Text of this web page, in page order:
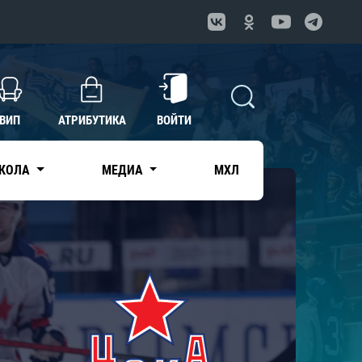
ВИП АТРИБУТИКА ВОЙТИ
МЕДИА МХЛ